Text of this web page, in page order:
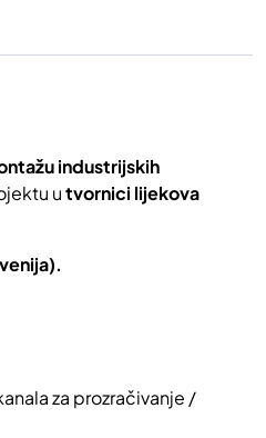
industrijskih
utvornici lijekova
za prozračivanje /